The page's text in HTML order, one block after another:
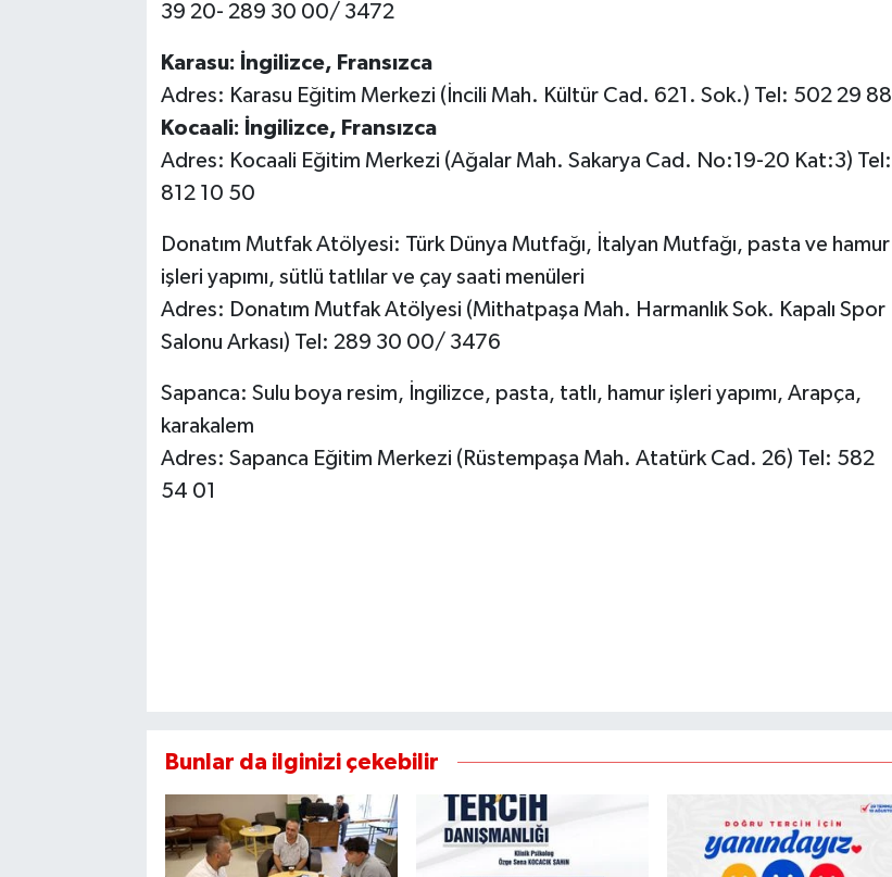
39 20- 289 30 00/ 3472
Karasu: İngilizce, Fransızca
Adres: Karasu Eğitim Merkezi (İncili Mah. Kültür Cad. 621. Sok.) Tel: 502 29 88
Kocaali: İngilizce, Fransızca
Adres: Kocaali Eğitim Merkezi (Ağalar Mah. Sakarya Cad. No:19-20 Kat:3) Tel:
812 10 50
Donatım Mutfak Atölyesi: Türk Dünya Mutfağı, İtalyan Mutfağı, pasta ve hamur
işleri yapımı, sütlü tatlılar ve çay saati menüleri
Adres: Donatım Mutfak Atölyesi (Mithatpaşa Mah. Harmanlık Sok. Kapalı Spor
Salonu Arkası) Tel: 289 30 00/ 3476
Sapanca: Sulu boya resim, İngilizce, pasta, tatlı, hamur işleri yapımı, Arapça,
karakalem
Adres: Sapanca Eğitim Merkezi (Rüstempaşa Mah. Atatürk Cad. 26) Tel: 582
54 01
Bunlar da ilginizi çekebilir